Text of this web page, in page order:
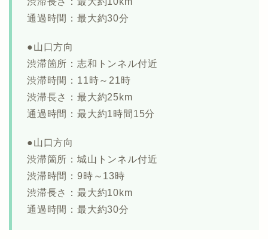
通過時間：最大約30分
●山口方向
渋滞箇所：志和トンネル付近
渋滞時間：11時～21時
渋滞長さ：最大約25km
通過時間：最大約1時間15分
●山口方向
渋滞箇所：城山トンネル付近
渋滞時間：9時～13時
渋滞長さ：最大約10km
通過時間：最大約30分